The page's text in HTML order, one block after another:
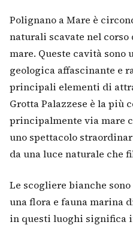
Polignano a Mare è
naturali scavate nel
mare. Queste cavità sono
geologica affascinante e
principali elementi di
Grotta Palazzese è la più
principalmente via mare
uno spettacolo
da una luce naturale che
Le scogliere bianche
una flora e fauna marina
in questi luoghi significa